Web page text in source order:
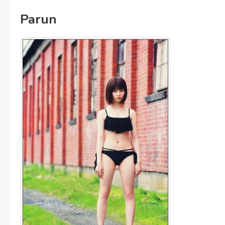
Parun